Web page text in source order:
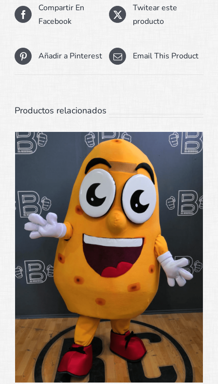
Compartir En
Facebook
Twitear este
producto
Añadir a Pinterest Email This Product
Productos relacionados